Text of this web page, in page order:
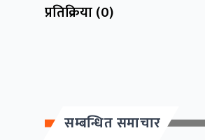
प्रतिक्रिया (0)
सम्बन्धित समाचार